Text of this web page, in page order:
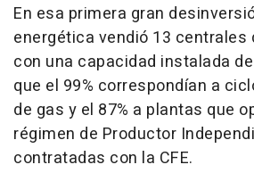
En esa primera gran
energética vendió 13 centrales
con una capacidad instalada
que el 99% correspondían a
de gas y el 87% a plantas que
régimen de Productor
contratadas con la CFE.